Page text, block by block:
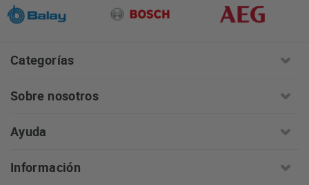
Categorías
Sobre nosotros
Ayuda
Información